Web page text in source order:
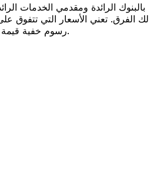
لك الفرق. تعني الأسعار التي تتفوق
رسوم خفية قيمة أكبر على كل عملية تحويل.